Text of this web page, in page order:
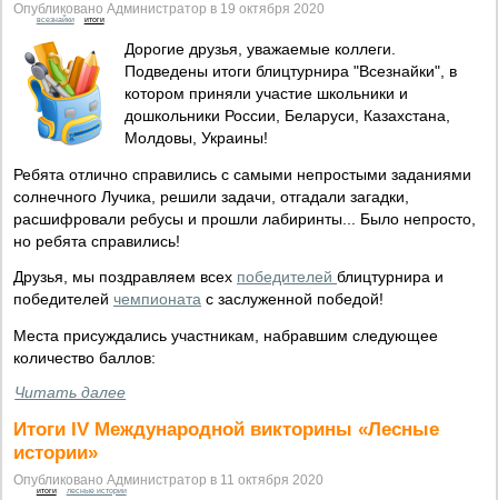
Опубликовано Администратор в 19 октября 2020
всезнайки итоги
Дорогие друзья, уважаемые коллеги.
Подведены итоги блицтурнира "Всезнайки", в
котором приняли участие школьники и
дошкольники России, Беларуси, Казахстана,
Молдовы, Украины!
Ребята отлично справились с самыми непростыми заданиями
солнечного Лучика, решили задачи, отгадали загадки,
расшифровали ребусы и прошли лабиринты... Было непросто,
но ребята справились!
Друзья, мы поздравляем всех победителей блицтурнира и
победителей чемпионата с заслуженной победой!
Места присуждались участникам, набравшим следующее
количество баллов:
Читать далее
Итоги IV Международной викторины «Лесные
истории»
Опубликовано Администратор в 11 октября 2020
итоги лесные истории